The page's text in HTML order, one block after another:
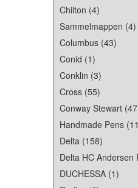
Chilton (4)
Sammelmappen (4)
Columbus (43)
Conid (1)
Conklin (3)
Cross (55)
Conway Stewart
Handmade Pens
Delta (158)
Delta HC Andersen
DUCHESSA (1)